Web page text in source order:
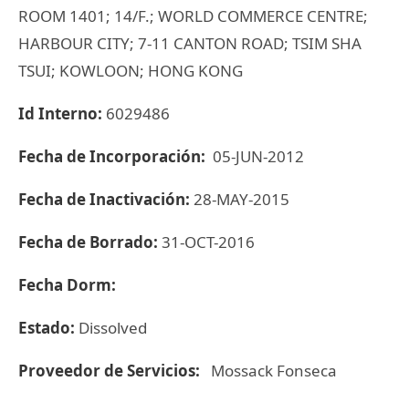
ROOM 1401; 14/F.; WORLD COMMERCE CENTRE;
HARBOUR CITY; 7-11 CANTON ROAD; TSIM SHA
TSUI; KOWLOON; HONG KONG
Id Interno: 6029486
Fecha de Incorporación: 05-JUN-2012
Fecha de Inactivación: 28-MAY-2015
Fecha de Borrado: 31-OCT-2016
Fecha Dorm:
Estado: Dissolved
Proveedor de Servicios: Mossack Fonseca